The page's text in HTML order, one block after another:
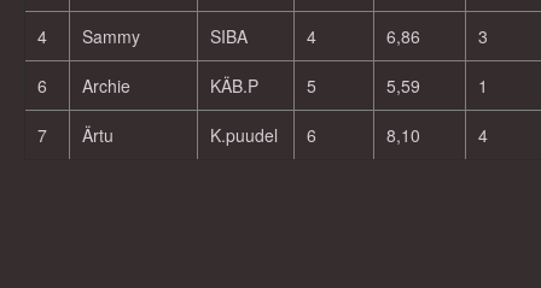
4 Sammy SIBA 4 6,86 3
6 Archie KÄB.P 5 5,59 1
7 Ärtu K.puudel 6 8,10 4